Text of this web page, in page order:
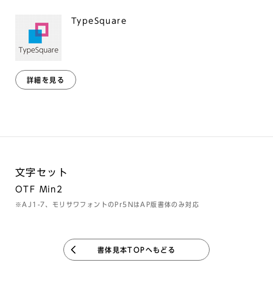
TypeSquare
詳細を見る
文字セット
OTF Min2
※AJ1-7、モリサワフォントのPr5NはAP版書体のみ対応
書体見本TOPへもどる